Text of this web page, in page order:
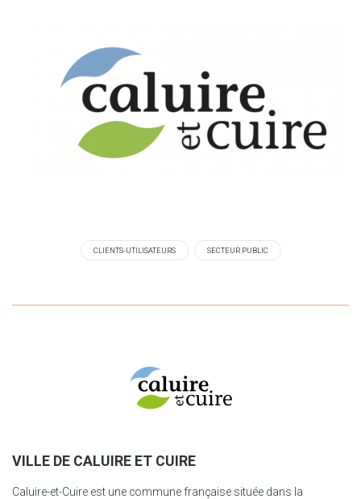
CLIENTS-UTILISATEURS SECTEUR PUBLIC
VILLE DE CALUIRE ET CUIRE
Caluire-et-Cuire est une commune française située dans la